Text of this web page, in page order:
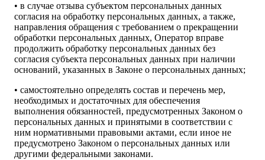
• в случае отзыва субъектом персональных данных
согласия на обработку персональных данных, а также,
направления обращения с требованием о прекращении
обработки персональных данных, Оператор вправе
продолжить обработку персональных данных без
согласия субъекта персональных данных при наличии
оснований, указанных в Законе о персональных данных;
• самостоятельно определять состав и перечень мер,
необходимых и достаточных для обеспечения
выполнения обязанностей, предусмотренных Законом о
персональных данных и принятыми в соответствии с
ним нормативными правовыми актами, если иное не
предусмотрено Законом о персональных данных или
другими федеральными законами.